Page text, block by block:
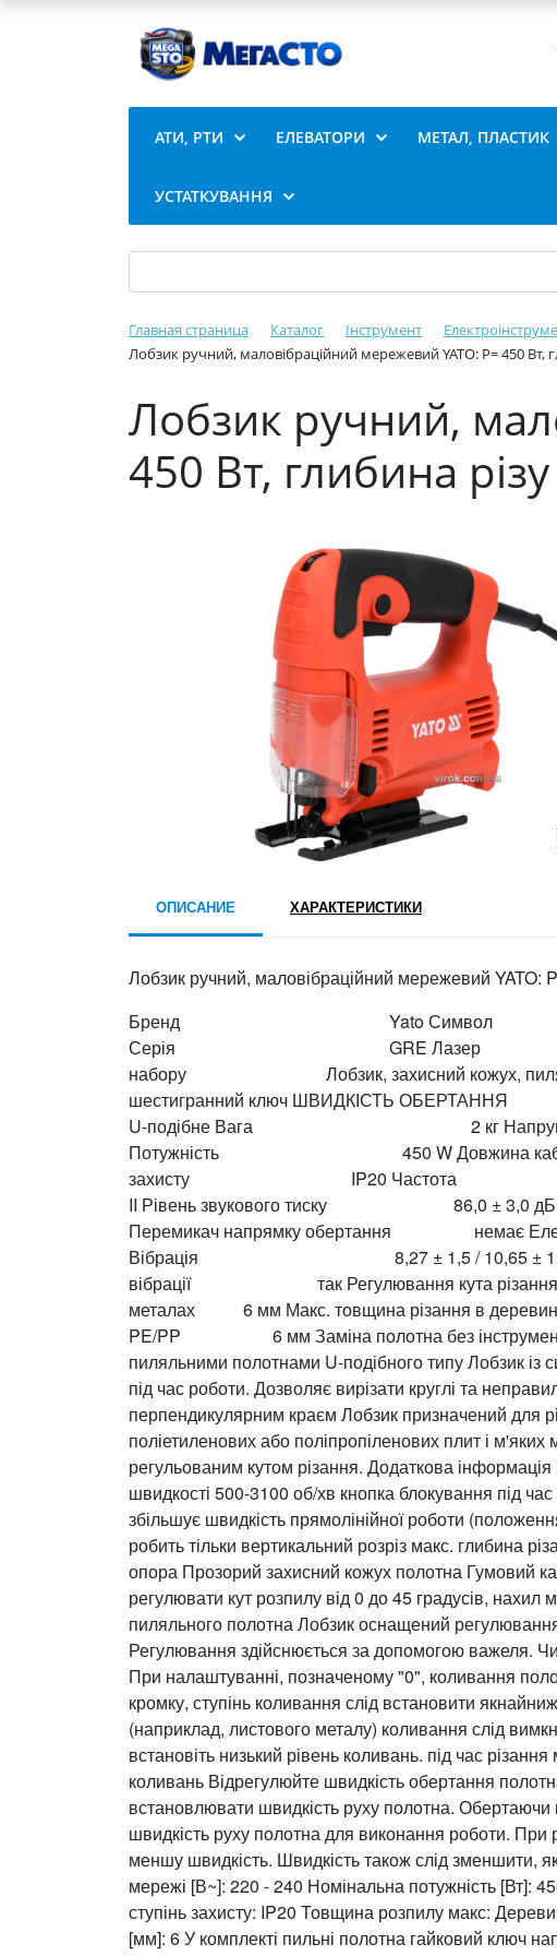
АТИ, РТИ ЕЛЕВАТОРИ МЕТАЛ, ПЛАСТИК
УСТАТКУВАННЯ
Главная страница Каталог Інструмент
Лобзик ручний, маловібраційний мережевий YATO: P= 450
Лобзик ручний,
450 Вт, глибина
ОПИСАНИЕ ХАРАКТЕРИСТИКИ
Лобзик ручний, маловібраційний мережевий YATO:
Бренд Yato
Серія GRE Лазер
набору Лобзик, захисний кожух, пиляльне
шестигранний ключ ШВИДКІСТЬ
U-подібне Вага 2 кг
Потужність 450 W Довжина
захисту IP20 Частота 50
II Рівень звукового тиску 86,0 ± 3,0
Перемикач напрямку обертання немає
Вібрація 8,27 ± 1,5 / 10,65 ± 1,5 м/с² /
вібрації так Регулювання кута
металах 6 мм Макс. товщина різання в
PE/PP 6 мм Заміна полотна без
пиляльними полотнами U-подібного типу Лобзик із
під час роботи. Дозволяє вирізати круглі та
перпендикулярним краєм Лобзик призначений для
поліетиленових або поліпропіленових плит і м'яких
регульованим кутом різання. Додаткова
швидкості 500-3100 об/хв кнопка блокування під
збільшує швидкість прямолінійної роботи
робить тільки вертикальний розріз макс. глибина
опора Прозорий захисний кожух полотна Гумовий
регулювати кут розпилу від 0 до 45 градусів,
пиляльного полотна Лобзик оснащений
Регулювання здійснюється за допомогою важеля.
При налаштуванні, позначеному "0", коливання
кромку, ступінь коливання слід встановити
(наприклад, листового металу) коливання слід
встановіть низький рівень коливань. під час
коливань Відрегулюйте швидкість обертання
встановлювати швидкість руху полотна.
швидкість руху полотна для виконання роботи. При
меншу швидкість. Швидкість також слід зменшити,
мережі [В~]: 220 - 240 Номінальна потужність [Вт]:
ступінь захисту: IP20 Товщина розпилу макс:
[мм]: 6 У комплекті пильні полотна гайковий ключ